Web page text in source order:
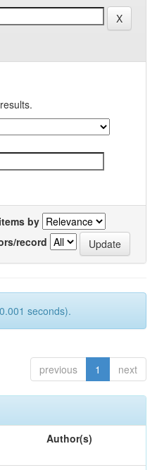
by
record
seconds).
previous 1 next
Author(s)